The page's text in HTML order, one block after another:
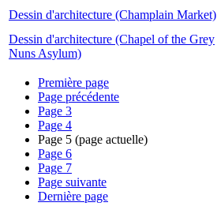
Dessin d'architecture (Champlain Market)
Dessin d'architecture (Chapel of the Grey
Nuns Asylum)
Première page
Page précédente
Page 3
Page 4
Page 5 (page actuelle)
Page 6
Page 7
Page suivante
Dernière page